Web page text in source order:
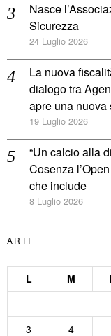
Nasce
Sicurezza
24 Luglio 2026
La nuova
dialogo tra
apre una
19 Luglio 2026
“Un calcio alla
Cosenza
che include
8 Luglio 2026
ARTI
L
M
3
4